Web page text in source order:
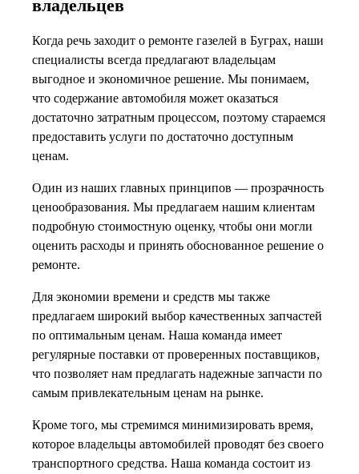
владельцев
Когда речь заходит о ремонте газелей в Буграх, наши
специалисты всегда предлагают владельцам
выгодное и экономичное решение. Мы понимаем,
что содержание автомобиля может оказаться
достаточно затратным процессом, поэтому стараемся
предоставить услуги по достаточно доступным
ценам.
Один из наших главных принципов — прозрачность
ценообразования. Мы предлагаем нашим клиентам
подробную стоимостную оценку, чтобы они могли
оценить расходы и принять обоснованное решение о
ремонте.
Для экономии времени и средств мы также
предлагаем широкий выбор качественных запчастей
по оптимальным ценам. Наша команда имеет
регулярные поставки от проверенных поставщиков,
что позволяет нам предлагать надежные запчасти по
самым привлекательным ценам на рынке.
Кроме того, мы стремимся минимизировать время,
которое владельцы автомобилей проводят без своего
транспортного средства. Наша команда состоит из